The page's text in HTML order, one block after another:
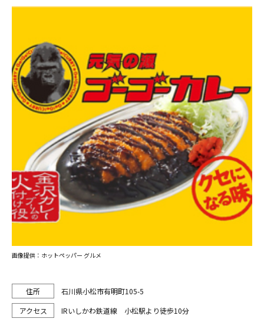
石川県小松市有明町105-5
IRいしかわ鉄道線 小松駅より徒歩10分
画像提供：ホットペッパー グルメ